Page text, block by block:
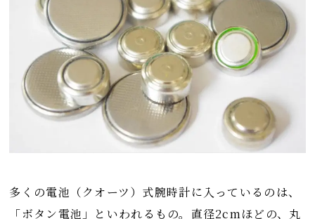
多くの電池（クオーツ）式腕時計に入っているのは、
「ボタン電池」といわれるもの。直径2cmほどの、丸